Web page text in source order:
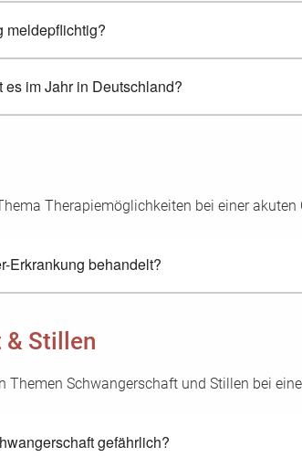
meldepflichtig?
im Jahr in Deutschland?
Therapiemöglichkeiten bei einer akuten
Erkrankung behandelt?
& Stillen
Themen Schwangerschaft und Stillen bei
gefährlich?